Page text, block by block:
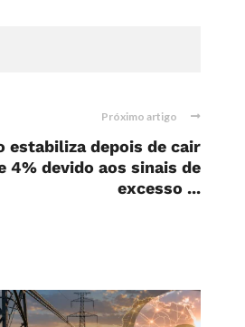
Próximo artigo
estabiliza depois de cair
4% devido aos sinais de
excesso ...